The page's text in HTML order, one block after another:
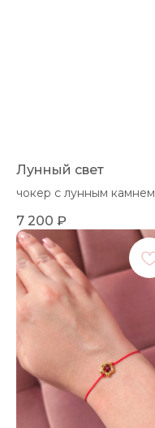
Лунный свет
чокер с лунным камнем
7 200 ₽